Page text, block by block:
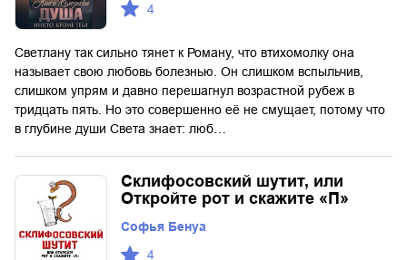
4
Светлану так сильно тянет к Роману, что втихомолку она
называет свою любовь болезнью. Он слишком вспыльчив,
слишком упрям и давно перешагнул возрастной рубеж в
тридцать пять. Но это совершенно её не смущает, потому что
в глубине души Света знает: люб…
Склифосовский шутит, или
Откройте рот и скажите «П»
Софья Бенуа
4